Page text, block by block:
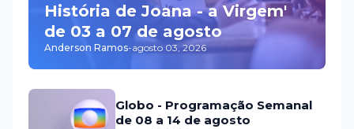
História de Joana - a Virgem'
de 03 a 07 de agosto
Anderson Ramos-agosto 03, 2026
Globo - Programação Semanal
de 08 a 14 de agosto